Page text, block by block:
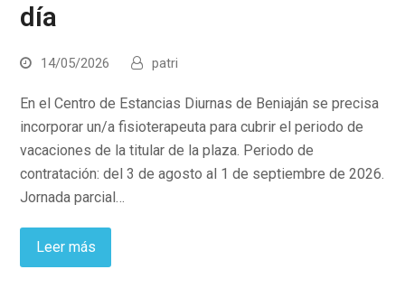
día
14/05/2026 patri
En el Centro de Estancias Diurnas de Beniaján se precisa
incorporar un/a fisioterapeuta para cubrir el periodo de
vacaciones de la titular de la plaza. Periodo de
contratación: del 3 de agosto al 1 de septiembre de 2026.
Jornada parcial…
Leer más